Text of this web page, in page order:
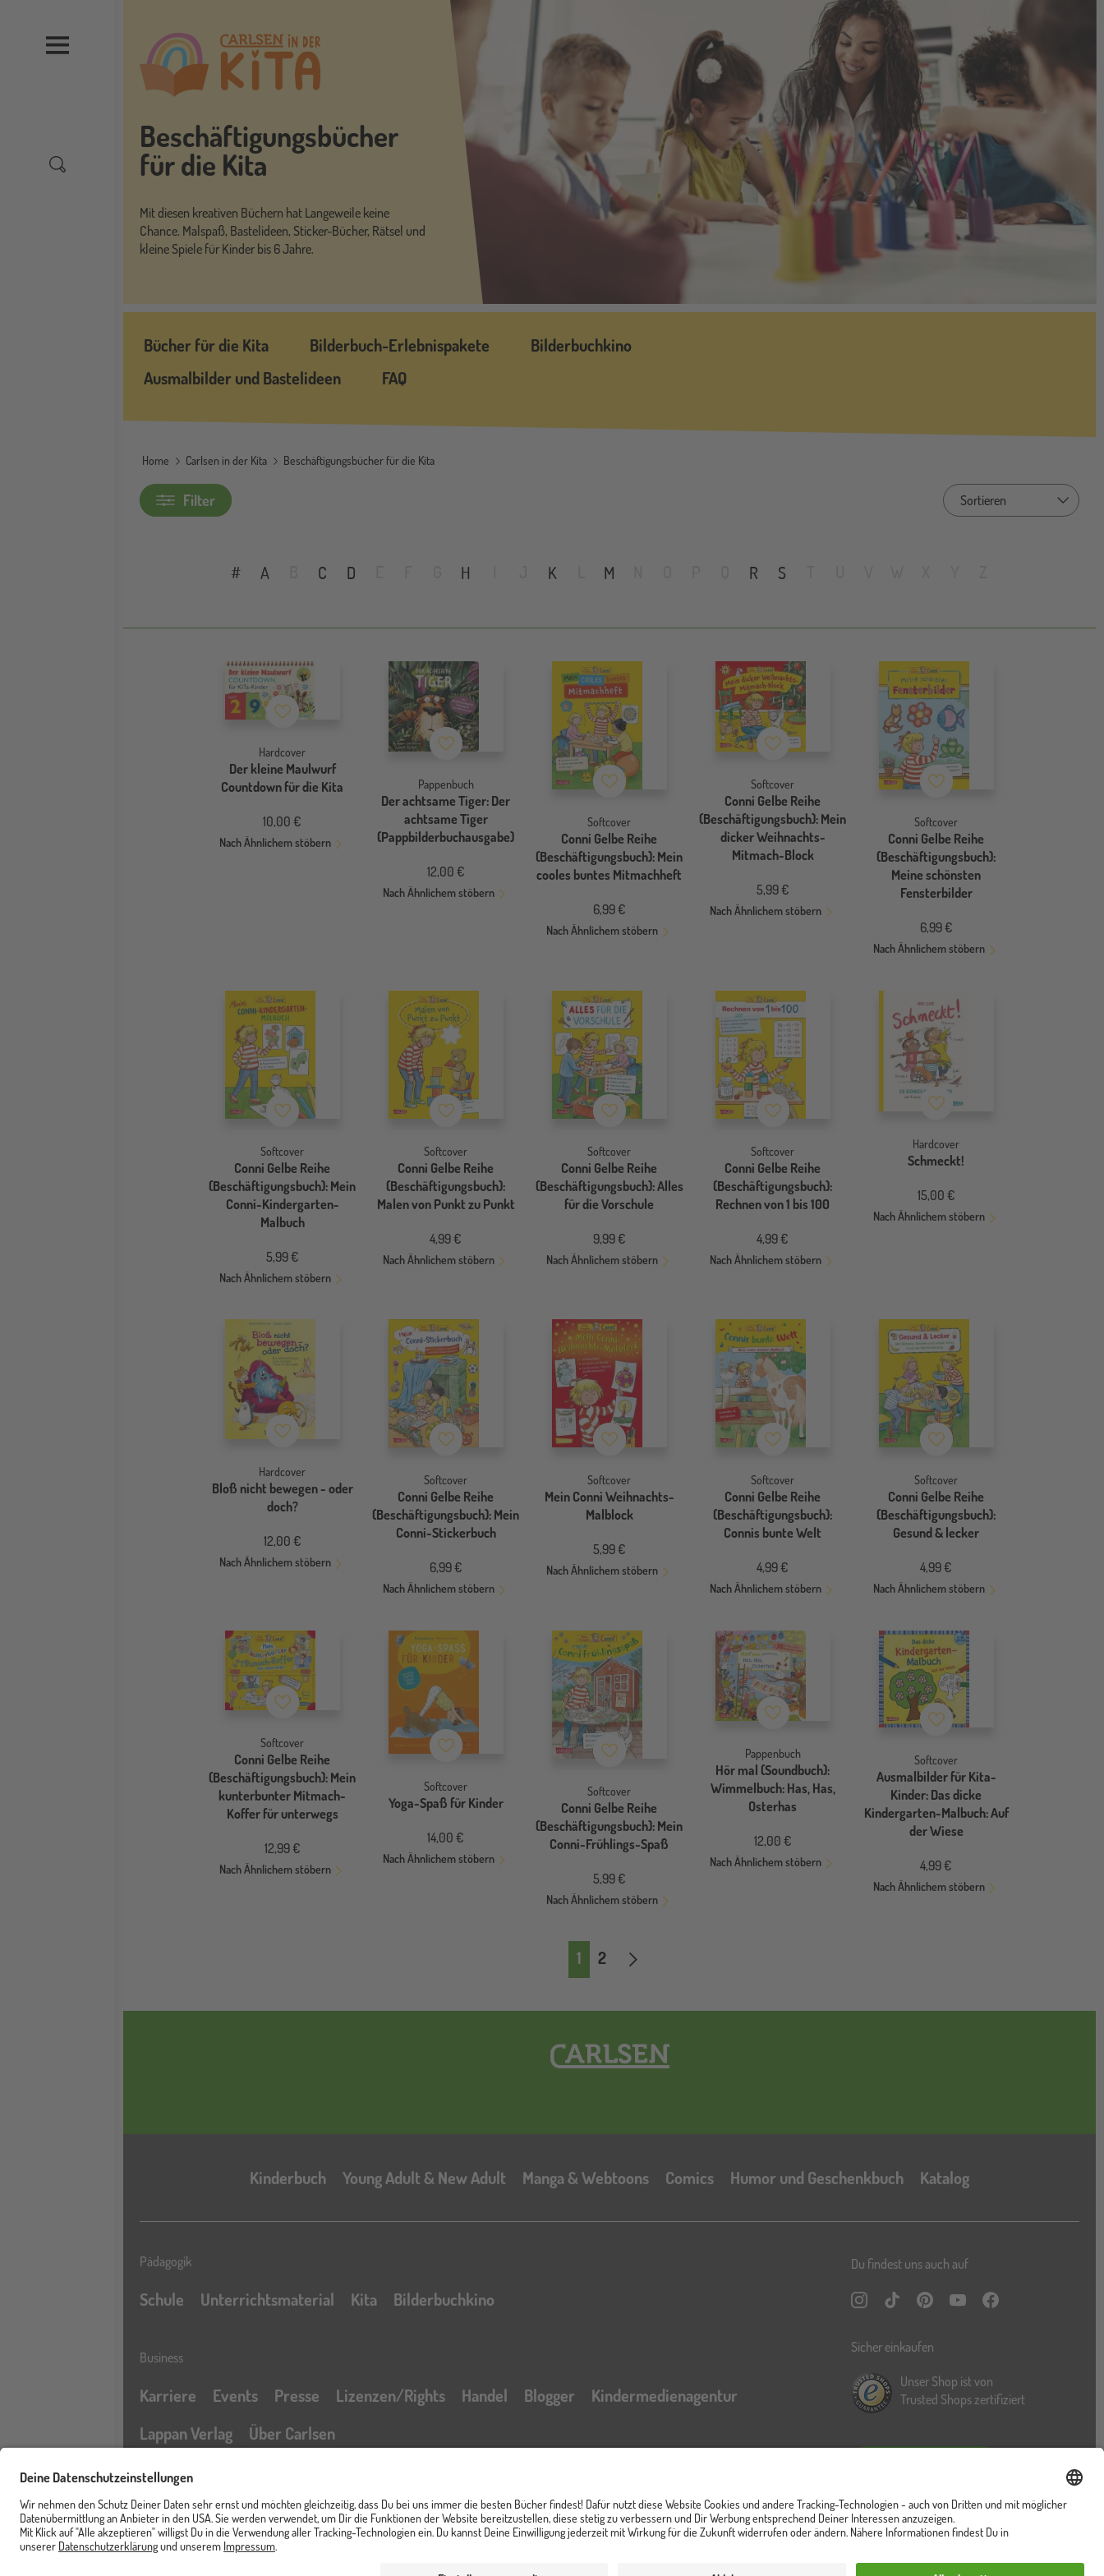
Profil
Merkzettel
Beschäftigungsbücher
für die Kita
Mit diesen kreativen Büchern hat Langeweile keine
Chance. Malspaß, Bastelideen, Sticker-Bücher, Rätsel und
kleine Spiele für Kinder bis 6 Jahre.
Bücher für die Kita Bilderbuch-Erlebnispakete
Bilderbuchkino
Ausmalbilder und Bastelideen
FAQ
Home Carlsen in der Kita Beschäftigungsbücher für die Kita
Filter Sort by
# A C D H K M R S
Merkzettel
Hardcover
Der kleine Maulwurf
Countdown für die Kita
10,00 €
Nach Ähnlichem stöbern
Merkzettel
Pappenbuch
Der achtsame Tiger: Der
achtsame Tiger
(Pappbilderbuchausgabe)
12,00 €
Nach Ähnlichem stöbern
Merkzettel
Softcover
Conni Gelbe Reihe
(Beschäftigungsbuch): Mein
cooles buntes Mitmachheft
6,99 €
Nach Ähnlichem stöbern
Merkzettel
Softcover
Conni Gelbe Reihe
(Beschäftigungsbuch): Mein
dicker Weihnachts-
Mitmach-Block
5,99 €
Nach Ähnlichem stöbern
Merkzettel
Softcover
Conni Gelbe Reihe
(Beschäftigungsbuch):
Meine schönsten
Fensterbilder
6,99 €
Nach Ähnlichem stöbern
Merkzettel
Softcover
Conni Gelbe Reihe
(Beschäftigungsbuch): Mein
Conni-Kindergarten-
Malbuch
5,99 €
Nach Ähnlichem stöbern
Merkzettel
Softcover
Conni Gelbe Reihe
(Beschäftigungsbuch):
Malen von Punkt zu Punkt
4,99 €
Nach Ähnlichem stöbern
Merkzettel
Softcover
Conni Gelbe Reihe
(Beschäftigungsbuch): Alles
für die Vorschule
9,99 €
Nach Ähnlichem stöbern
Merkzettel
Softcover
Conni Gelbe Reihe
(Beschäftigungsbuch):
Rechnen von 1 bis 100
4,99 €
Nach Ähnlichem stöbern
Merkzettel
Hardcover
Schmeckt!
15,00 €
Nach Ähnlichem stöbern
Merkzettel
Hardcover
Bloß nicht bewegen - oder
doch?
12,00 €
Nach Ähnlichem stöbern
Merkzettel
Softcover
Conni Gelbe Reihe
(Beschäftigungsbuch): Mein
Conni-Stickerbuch
6,99 €
Nach Ähnlichem stöbern
Merkzettel
Softcover
Mein Conni Weihnachts-
Malblock
5,99 €
Nach Ähnlichem stöbern
Merkzettel
Softcover
Conni Gelbe Reihe
(Beschäftigungsbuch):
Connis bunte Welt
4,99 €
Nach Ähnlichem stöbern
Merkzettel
Softcover
Conni Gelbe Reihe
(Beschäftigungsbuch):
Gesund & lecker
4,99 €
Nach Ähnlichem stöbern
Merkzettel
Softcover
Conni Gelbe Reihe
(Beschäftigungsbuch): Mein
kunterbunter Mitmach-
Koffer für unterwegs
12,99 €
Nach Ähnlichem stöbern
Merkzettel
Softcover
Yoga-Spaß für Kinder
14,00 €
Nach Ähnlichem stöbern
Merkzettel
Softcover
Conni Gelbe Reihe
(Beschäftigungsbuch): Mein
Conni-Frühlings-Spaß
5,99 €
Nach Ähnlichem stöbern
Merkzettel
Pappenbuch
Hör mal (Soundbuch):
Wimmelbuch: Has, Has,
Osterhas
12,00 €
Nach Ähnlichem stöbern
Merkzettel
Softcover
Ausmalbilder für Kita-
Kinder: Das dicke
Kindergarten-Malbuch: Auf
der Wiese
4,99 €
Nach Ähnlichem stöbern
Seitennummerierung
1 2 Nächste Seite
Hauptnavigation
Kinderbuch Young Adult & New Adult Manga & Webtoons Comics Humor und Geschenkbuch Katalog
Katalog
Pädagogik
Schule Unterrichtsmaterial Kita Bilderbuchkino
Business
Karriere Events Presse Lizenzen/Rights Handel Blogger
Kindermedienagentur
Lappan Verlag
Über Carlsen
Newsletter FAQ & Hilfe Kontakt Impressum AGB Online Shop Datenschutzerklärung
Cookies
Du findest uns auch auf
Instagram
TikTokPinterestYouTubeFacebook
Sicher einkaufen
Unser Shop ist von
Trusted Shops zertifiziert